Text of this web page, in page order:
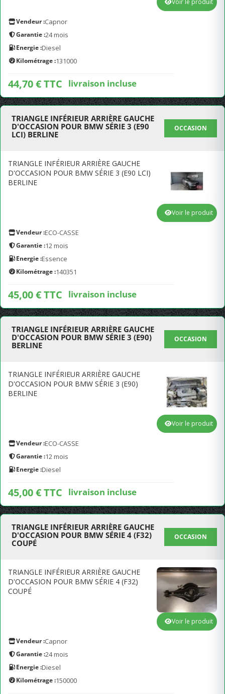
Vendeur :Capnor
Garantie :24 mois
Energie :Diesel
Kilométrage :131000
44,70 € TTC livraison incluse
Voir le produit
TRIANGLE INFÉRIEUR ARRIÈRE GAUCHE
D'OCCASION POUR BMW SÉRIE 3 (E90
LCI) BERLINE
OCCASION
TRIANGLE INFÉRIEUR ARRIÈRE GAUCHE
D'OCCASION POUR BMW SÉRIE 3 (E90 LCI)
BERLINE
Vendeur :ECO-CASSE
Garantie :12 mois
Energie :Essence
Kilométrage :140351
45,00 € TTC livraison incluse
Voir le produit
TRIANGLE INFÉRIEUR ARRIÈRE GAUCHE
D'OCCASION POUR BMW SÉRIE 3 (E90)
BERLINE
OCCASION
TRIANGLE INFÉRIEUR ARRIÈRE GAUCHE
D'OCCASION POUR BMW SÉRIE 3 (E90)
BERLINE
Vendeur :ECO-CASSE
Garantie :12 mois
Energie :Diesel
45,00 € TTC livraison incluse
Voir le produit
TRIANGLE INFÉRIEUR ARRIÈRE GAUCHE
D'OCCASION POUR BMW SÉRIE 4 (F32)
COUPÉ
OCCASION
TRIANGLE INFÉRIEUR ARRIÈRE GAUCHE
D'OCCASION POUR BMW SÉRIE 4 (F32)
COUPÉ
Vendeur :Capnor
Garantie :24 mois
Energie :Diesel
Kilométrage :150000
Voir le produit